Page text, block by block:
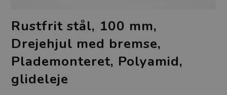
Rustfrit stål, 100 mm,
Drejehjul med bremse,
Plademonteret, Polyamid,
glideleje